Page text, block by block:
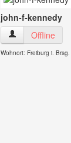
john-f-kennedy
john-f-kennedy
Offline
Wohnort: Freiburg i. Brsg.